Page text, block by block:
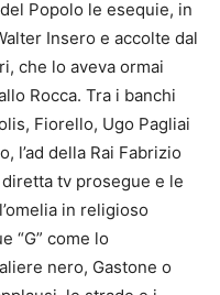
Popolo le esequie, in
Insero e accolte dal
che lo aveva ormai
Rocca. Tra i banchi
Fiorello, Ugo Pagliai
l’ad della Rai Fabrizio
tv prosegue e le
in religioso
“G” come lo
nero, Gastone o